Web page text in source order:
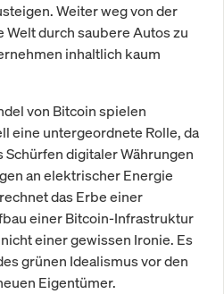
Weiter weg von der
durch saubere Autos zu
inhaltlich kaum
von Bitcoin spielen
eine untergeordnete Rolle, da
digitaler Währungen
an elektrischer Energie
das Erbe einer
einer Bitcoin-Infrastruktur
einer gewissen Ironie. Es
grünen Idealismus vor den
Eigentümer.